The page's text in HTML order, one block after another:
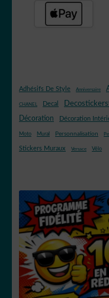
reine des neiges
Schtroumps
Shrek
Adhésifs De Style Anniversaire
CHANEL Decal
Décoration Décoration
Moto Mural Personnalisation
Stickers Muraux Versace Vélo